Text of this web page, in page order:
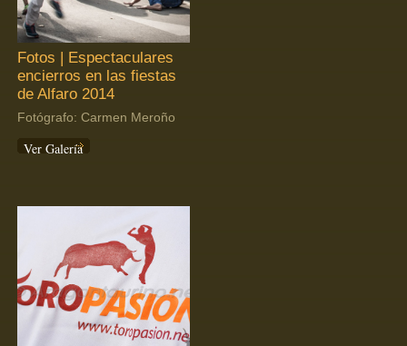
Fotos | Espectaculares
encierros en las fiestas
de Alfaro 2014
Fotógrafo: Carmen Meroño
Ver Galería